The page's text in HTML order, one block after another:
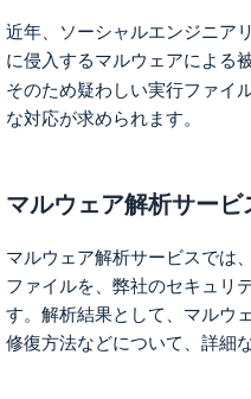
近年、 ソーシャルエンジニア
に侵入するマルウェアによる
そのため疑わしい実行ファイ
な対応が求められます。
マルウェア解析サービ
マルウェア解析サービスでは
ファイルを、弊社のセキュリ
す。解析結果として、 マルウ
修復方法などについて、詳細